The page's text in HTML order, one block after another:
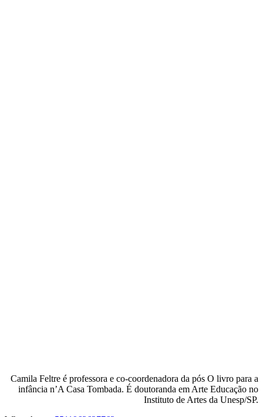
Camila Feltre é professora e co-coordenadora da pós O livro para a
infância n’A Casa Tombada. É doutoranda em Arte Educação no
Instituto de Artes da Unesp/SP.